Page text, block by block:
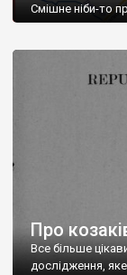
Смішне ніби-то
перелопативши
тільки не
Про
Все більше
дослідження,